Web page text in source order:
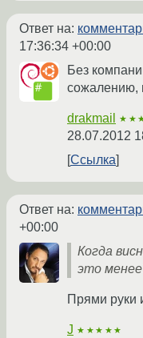
Ответ на:
17:36:34 +00:00
Без
сожалению,
drakmail
28.07.2012
Ссылка
Ответ на:
+00:00
Когда
это
Прями руки
J ★★★★★